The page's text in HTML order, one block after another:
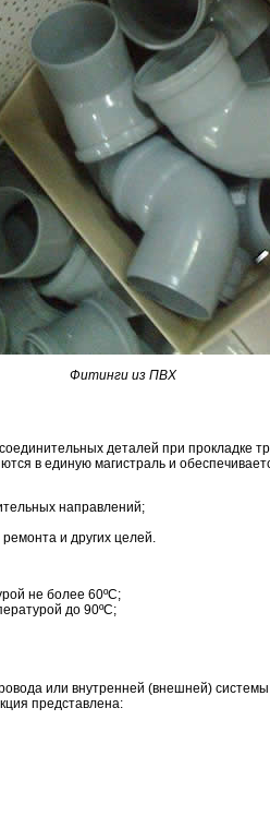
Фитинги из ПВХ
деталей при прокладке
в единую магистраль и
направлений;
ремонта и других целей.
не более 60ºС;
до 90ºС;
или внутренней (внешней)
представлена: